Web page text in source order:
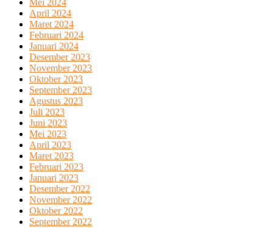
Mei 2024
April 2024
Maret 2024
Februari 2024
Januari 2024
Desember 2023
November 2023
Oktober 2023
September 2023
Agustus 2023
Juli 2023
Juni 2023
Mei 2023
April 2023
Maret 2023
Februari 2023
Januari 2023
Desember 2022
November 2022
Oktober 2022
September 2022